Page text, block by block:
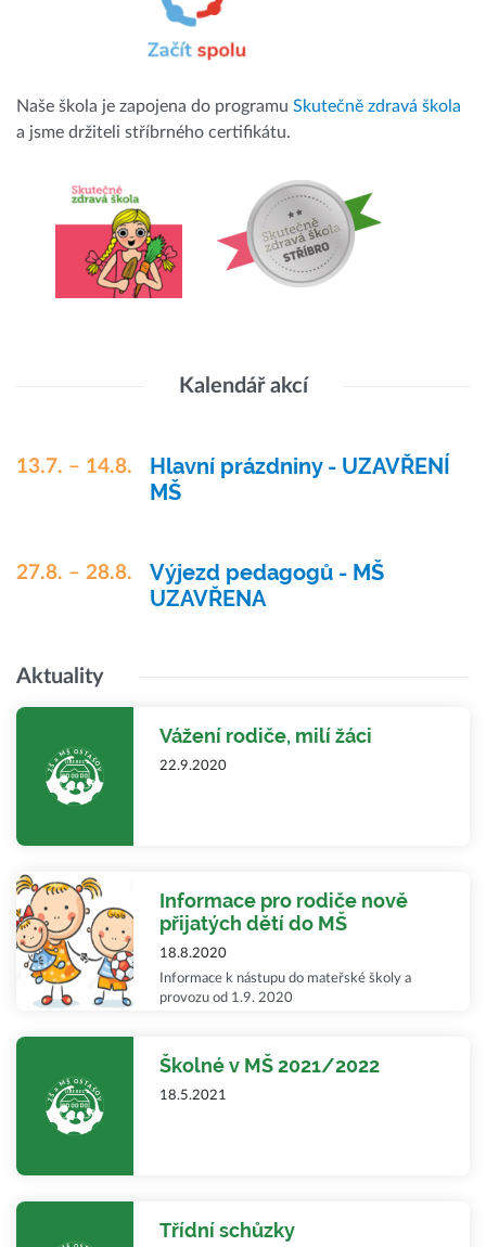
Naše škola je zapojena do programu Skutečně zdravá škola
a jsme držiteli stříbrného certifikátu.
Kalendář akcí
13.7. – 14.8.
Hlavní prázdniny - UZAVŘENÍ
MŠ
27.8. – 28.8.
Výjezd pedagogů - MŠ
UZAVŘENA
Aktuality
Vážení rodiče, milí žáci
22.9.2020
Informace pro rodiče nově
přijatých dětí do MŠ
18.8.2020
Informace k nástupu do mateřské školy a
provozu od 1.9. 2020
Školné v MŠ 2021/2022
18.5.2021
Třídní schůzky